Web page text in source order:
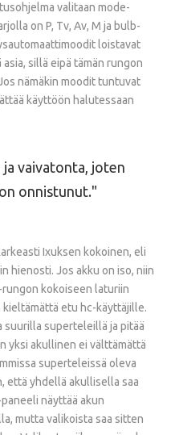
valitaan mode-
on P, Tv, Av, M ja bulb-
loistavat
sillä eipä tämän rungon
nämäkin moodit tuntuvat
käyttöön halutessaan
vaivatonta, joten
onnistunut.
Ixuksen kokoinen, eli
hienosti. Jos akku on iso, niin
rungon kokoiseen laturiin
kieltämättä etu hc-käyttäjille.
suurilla superteleillä ja pitää
yksi akullinen ei välttämättä
superteleissä oleva
että yhdellä akullisella saa
näyttää akun
mutta valikoista saa sitten